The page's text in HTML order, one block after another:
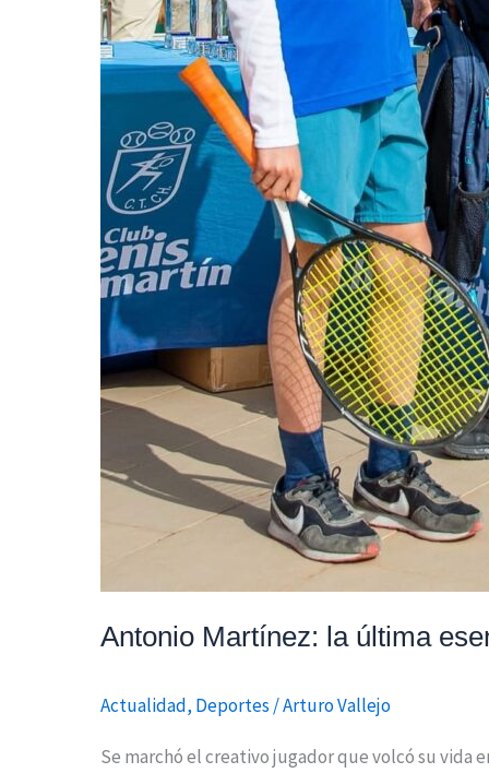
Antonio Martínez: la última
Actualidad, Deportes /Arturo Vallejo
Se marchó el creativo jugador que volcó su vida